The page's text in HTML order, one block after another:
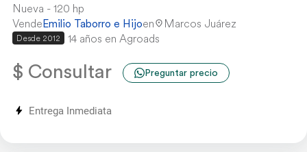
Nueva
120 hp
VendeEmilio Taborro e Hijoen Marcos Juárez
Desde 2012 14 años en Agroads
$ Consultar Preguntar precio
Entrega Inmediata